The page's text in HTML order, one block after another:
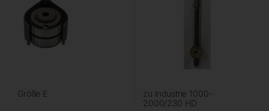
Größe E
zu Industrie 1000-
2000/230 HD